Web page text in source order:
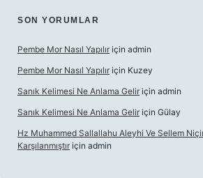
SON YORUMLAR
Pembe Mor Nasıl Yapılır için admin
Pembe Mor Nasıl Yapılır için Kuzey
Sanık Kelimesi Ne Anlama Gelir için admin
Sanık Kelimesi Ne Anlama Gelir için Gülay
Hz Muhammed Sallallahu Aleyhi Ve Sellem
Karşılanmıştır için admin